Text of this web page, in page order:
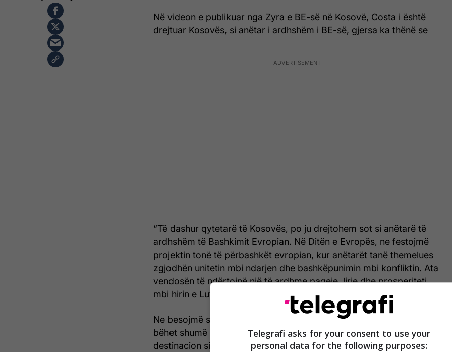
Në videon e publikuar nga Zyra e BE-së në Kosovë, Costa i është
drejtuar Kosovës, si anëtar i ardhshëm i BE-së, gjersa ka thënë se
“Të dashur qytetarë të Kosovës, po ju drejtohem sot si anëtarë të
ardhshëm të Bashkimit Evropian. Në Ditën e Evropës, ne festojmë
projektin tonë të përbashkët evropian, kur anëtarët tanë themelues
zgjodhën unitetin mbi ndarjen dhe bashkëpunimin mbi konfliktin. Ata
vendosën të ndërtojnë një të ardhme paqeje, lirie dhe prosperiteti
mbi hirin e Luftës së Dytë Botërore.
Ne besojmë se e ardhmja juaj është në Bashkimin Evropian. Po
bëhet shumë punë për ta bërë këtë realitet. Ju keni të njëjtin
destinacion si pjesa tjetër e rajonit — Bashkimin Evropian. Vazhdoni
Telegrafi asks for your consent to use your
personal data for the following purposes: